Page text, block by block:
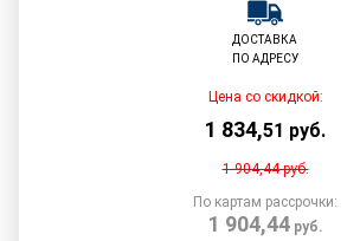
ДОСТАВКА
ПО АДРЕСУ
Цена со скидкой:
1 834,51 руб.
1 904,44руб.
По картам рассрочки:
1 904,44руб.